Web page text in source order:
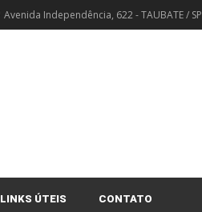
Avenida Independência, 622 - TAUBATE / SP
LINKS ÚTEIS CONTATO